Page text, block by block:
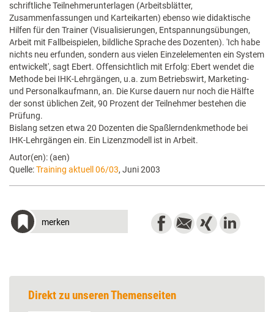
schriftliche Teilnehmerunterlagen (Arbeitsblätter,
Zusammenfassungen und Karteikarten) ebenso wie didaktische
Hilfen für den Trainer (Visualisierungen, Entspannungsübungen,
Arbeit mit Fallbeispielen, bildliche Sprache des Dozenten). 'Ich habe
nichts neu erfunden, sondern aus vielen Einzelelementen ein System
entwickelt', sagt Ebert. Offensichtlich mit Erfolg: Ebert wendet die
Methode bei IHK-Lehrgängen, u.a. zum Betriebswirt, Marketing-
und Personalkaufmann, an. Die Kurse dauern nur noch die Hälfte
der sonst üblichen Zeit, 90 Prozent der Teilnehmer bestehen die
Prüfung.
Bislang setzen etwa 20 Dozenten die Spaßlerndenkmethode bei
IHK-Lehrgängen ein. Ein Lizenzmodell ist in Arbeit.
Autor(en): (aen)
Quelle:Training aktuell 06/03, Juni 2003
merken
Direkt zu unseren Themenseiten